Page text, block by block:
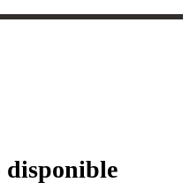
disponible